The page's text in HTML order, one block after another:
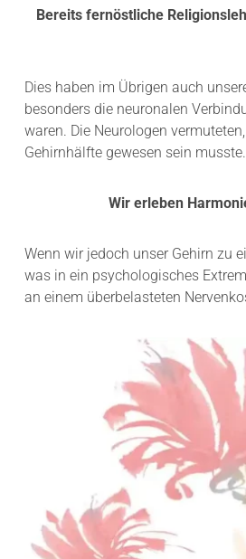
Bereits fernöstliche
Dies haben im Übrigen auch
besonders die neuronalen
waren. Die Neurologen
Gehirnhälfte gewesen sein musste.
Wir erleben
Wenn wir jedoch unser Gehirn zu
was in ein psychologisches
an einem überbelasteten